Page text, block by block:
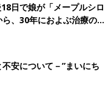
日で娘が「メープルシロ
、30年におよぶ治療の
安について－”まいにち